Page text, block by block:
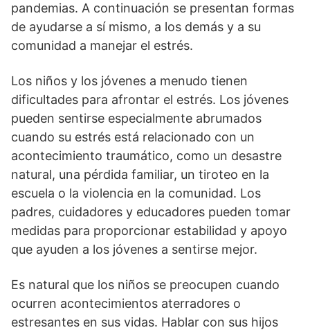
pandemias. A continuación se presentan formas
de ayudarse a sí mismo, a los demás y a su
comunidad a manejar el estrés.
Los niños y los jóvenes a menudo tienen
dificultades para afrontar el estrés. Los jóvenes
pueden sentirse especialmente abrumados
cuando su estrés está relacionado con un
acontecimiento traumático, como un desastre
natural, una pérdida familiar, un tiroteo en la
escuela o la violencia en la comunidad. Los
padres, cuidadores y educadores pueden tomar
medidas para proporcionar estabilidad y apoyo
que ayuden a los jóvenes a sentirse mejor.
Es natural que los niños se preocupen cuando
ocurren acontecimientos aterradores o
estresantes en sus vidas. Hablar con sus hijos